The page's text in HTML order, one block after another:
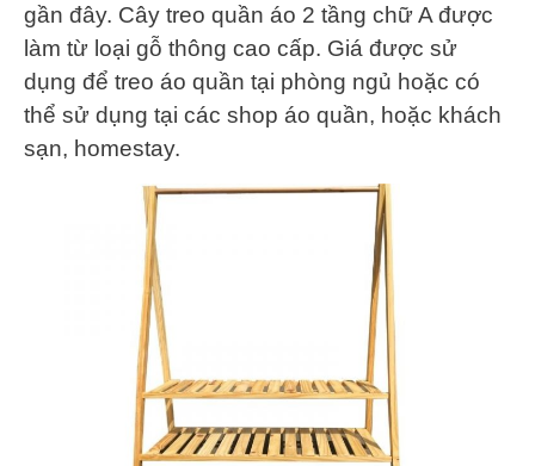
gần đây. Cây treo quần áo 2 tầng chữ A được
làm từ loại gỗ thông cao cấp. Giá được sử
dụng để treo áo quần tại phòng ngủ hoặc có
thể sử dụng tại các shop áo quần, hoặc khách
sạn, homestay.